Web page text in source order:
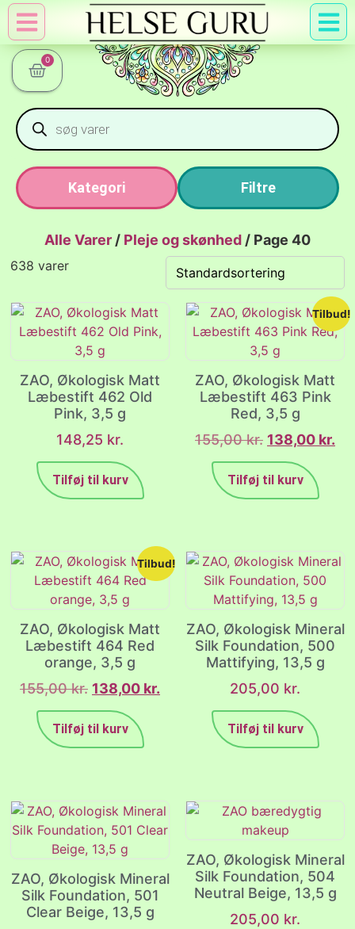
0
Kategori Filtre
Alle Varer / Pleje og skønhed / Page 40
638 varer
ZAO, Økologisk Matt
Læbestift 462 Old
Pink, 3,5 g
148,25 kr.
Tilføj til kurv
Tilbud!
ZAO, Økologisk Matt
Læbestift 463 Pink
Red, 3,5 g
155,00kr. 138,00 kr.
Tilføj til kurv
Tilbud!
ZAO, Økologisk Matt
Læbestift 464 Red
orange, 3,5 g
155,00kr. 138,00 kr.
Tilføj til kurv
ZAO, Økologisk Mineral
Silk Foundation, 500
Mattifying, 13,5 g
205,00 kr.
Tilføj til kurv
ZAO, Økologisk Mineral
Silk Foundation, 501
Clear Beige, 13,5 g
ZAO, Økologisk Mineral
Silk Foundation, 504
Neutral Beige, 13,5 g
205,00 kr.